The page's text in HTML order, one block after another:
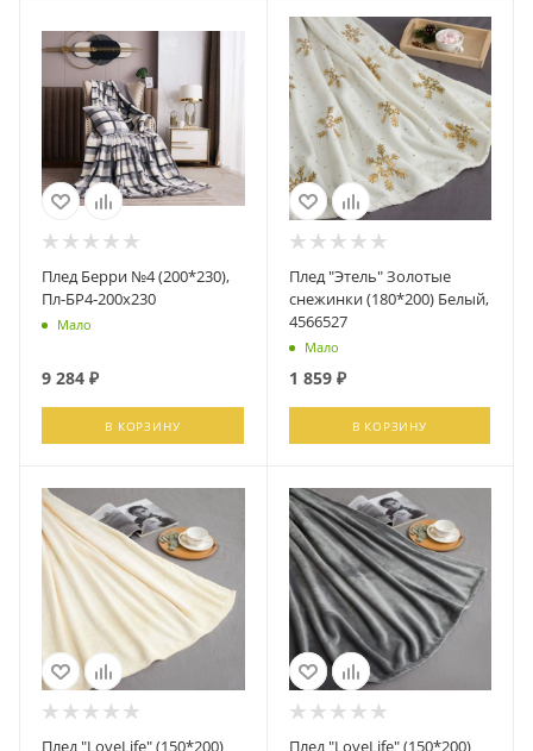
Плед Берри №4 (200*230),
Пл-БР4-200х230
Мало
9 284 ₽
В КОРЗИНУ
Плед "Этель" Золотые
снежинки (180*200) Белый,
4566527
Мало
1 859₽
В КОРЗИНУ
Плед "LoveLife" (150*200)
Плед "LoveLife" (150*200)